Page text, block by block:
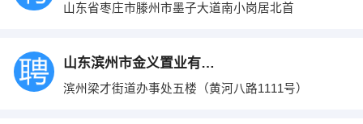
山东省枣庄市滕州市墨子大道南小岗居北首
山东滨州市金义置业有限公司
滨州梁才街道办事处五楼（黄河八路1111号）